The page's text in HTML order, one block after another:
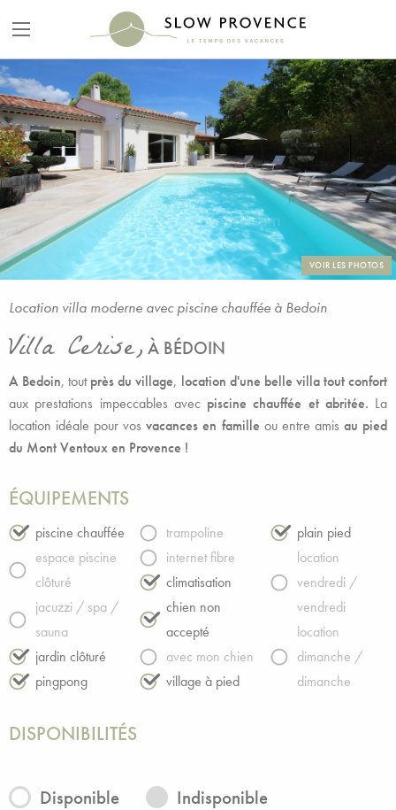
VOIR LES PHOTOS
Location villa moderne avec piscine chauffée à Bedoin
Villa Cerise, À BÉDOIN
A Bedoin, toutprès du village, location d'une belle villa tout confort
aux prestations impeccables avec piscine chauffée et abritée. La
location idéale pour vos vacances en famille ou entre amis au pied
du Mont Ventoux en Provence !
ÉQUIPEMENTS
piscine chauffée
espace piscine
clôturé
jacuzzi / spa /
sauna
jardin clôturé
pingpong
trampoline
internet fibre
climatisation
chien non
accepté
avec mon chien
village à pied
plain pied
location
vendredi /
vendredi
location
dimanche /
dimanche
DISPONIBILITÉS
Disponible Indisponible